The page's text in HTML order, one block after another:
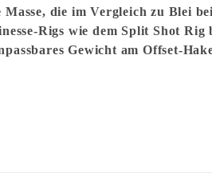
die im Vergleich zu Blei
Rigs wie dem Split Shot Rig
Gewicht am Offset-